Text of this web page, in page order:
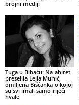
brojni mediji
Tuga u Bihaću: Na ahiret
preselila Lejla Muhić,
omiljena Bišćanka o kojoj
su svi imali samo riječi
hvale